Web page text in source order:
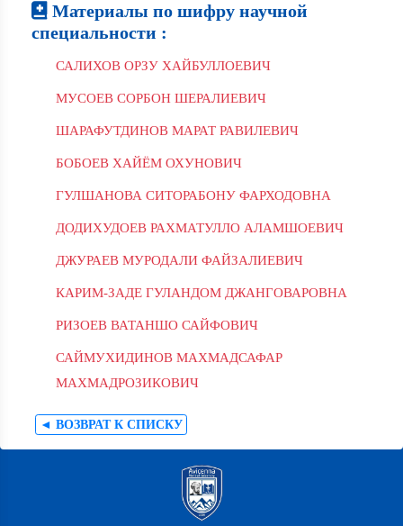
Материалы по шифру научной
специальности :
САЛИХОВ ОРЗУ ХАЙБУЛЛОЕВИЧ
МУСОЕВ СОРБОН ШЕРАЛИЕВИЧ
ШАРАФУТДИНОВ МАРАТ РАВИЛЕВИЧ
БОБОЕВ ХАЙЁМ ОХУНОВИЧ
ГУЛШАНОВА СИТОРАБОНУ ФАРХОДОВНА
ДОДИХУДОЕВ РАХМАТУЛЛО АЛАМШОЕВИЧ
ДЖУРАЕВ МУРОДАЛИ ФАЙЗАЛИЕВИЧ
КАРИМ-ЗАДЕ ГУЛАНДОМ ДЖАНГОВАРОВНА
РИЗОЕВ ВАТАНШО САЙФОВИЧ
САЙМУХИДИНОВ МАХМАДСАФАР
МАХМАДРОЗИКОВИЧ
◄ ВОЗВРАТ К СПИСКУ